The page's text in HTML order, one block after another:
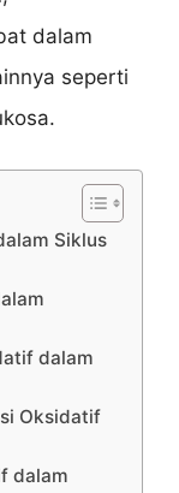
dalam
seperti
Siklus
dalam
Oksidatif
dalam